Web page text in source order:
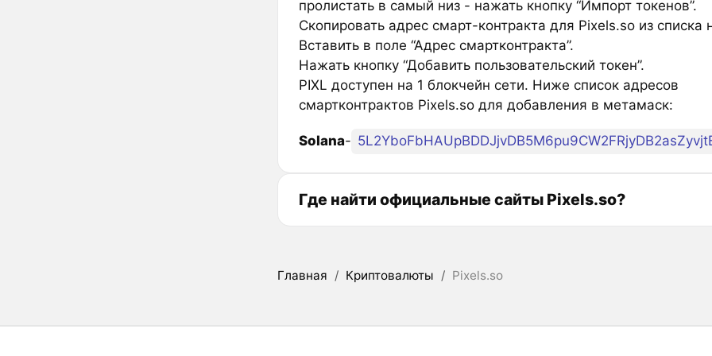
пролистать в самый низ - нажать кнопку “Импорт токенов”.
Скопировать адрес смарт-контракта для Pixels.so из списка
Вставить в поле “Адрес смартконтракта”.
Нажать кнопку “Добавить пользовательский токен”.
PIXL доступен на 1 блокчейн сети. Ниже список адресов
смартконтрактов Pixels.so для добавления в метамаск:
Solana-
Где найти официальные сайты Pixels.so?
Главная / Криптовалюты / Pixels.so